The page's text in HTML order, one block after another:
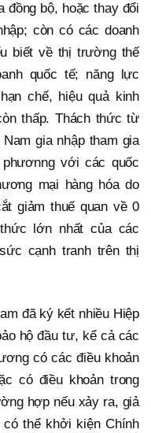
đồng bộ, hoặc thay đổi
còn có các doanh
biết về thị trường thế
quốc tế; năng lực
chế, hiệu quả kinh
thấp. Thách thức từ
gia nhập tham gia
với các quốc
mại hàng hóa do
giảm thuế quan về 0
lớn nhất của các
cạnh tranh trên thị
đã ký kết nhiều Hiệp
hộ đầu tư, kể cả các
có các điều khoản
có điều khoản trong
hợp nếu xảy ra, giả
thể khởi kiện Chính